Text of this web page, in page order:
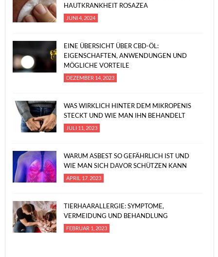
HAUTKRANKHEIT ROSAZEA
JUNI 4, 2024
EINE ÜBERSICHT ÜBER CBD-ÖL:
EIGENSCHAFTEN, ANWENDUNGEN UND
MÖGLICHE VORTEILE
DEZEMBER 14, 2023
WAS WIRKLICH HINTER DEM MIKROPENIS
STECKT UND WIE MAN IHN BEHANDELT
JULI 11, 2023
WARUM ASBEST SO GEFÄHRLICH IST UND
WIE MAN SICH DAVOR SCHÜTZEN KANN
APRIL 17, 2023
TIERHAARALLERGIE: SYMPTOME,
VERMEIDUNG UND BEHANDLUNG
FEBRUAR 1, 2023